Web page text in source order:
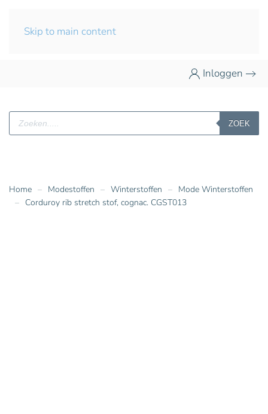
Skip to main content
Inloggen
Producten
zoeken
ZOEK
Home Modestoffen Winterstoffen
Mode Winterstoffen
Corduroy rib stretch stof, cognac. CGST013